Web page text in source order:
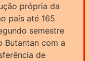
própria da
país até 165
semestre
Butantan com a
de